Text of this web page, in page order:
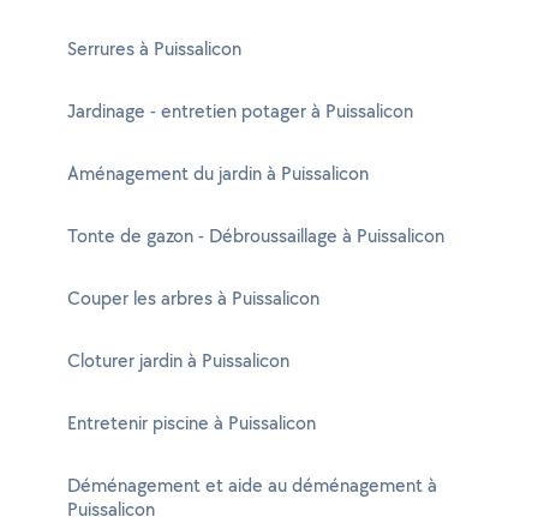
Serrures à Puissalicon
Jardinage - entretien potager à Puissalicon
Aménagement du jardin à Puissalicon
Tonte de gazon - Débroussaillage à Puissalicon
Couper les arbres à Puissalicon
Cloturer jardin à Puissalicon
Entretenir piscine à Puissalicon
Déménagement et aide au déménagement à
Puissalicon